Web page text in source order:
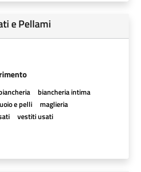
e Pellami
biancheria intima
e pelli
maglieria
vestiti usati